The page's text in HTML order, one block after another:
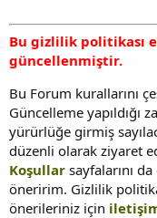
Bu gizlilik politikası
güncellenmiştir.
Bu Forum kurallarını
Güncelleme yapıldığı
yürürlüğe girmiş
düzenli olarak ziyaret
Koşullar sayfalarını
öneririm. Gizlilik
önerileriniz için